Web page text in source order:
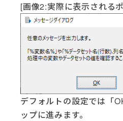
[画像2:実際に表示される
デフォルトの設定では「
ップに進みます。